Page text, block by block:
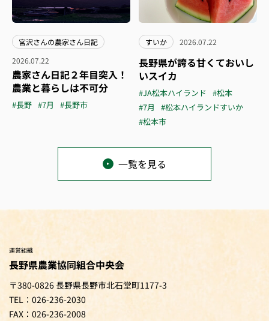
宮沢さんの農家さん日記
2026.07.22
農家さん日記２年目突入！
農業と暮らしは不可分
#長野 #7月 #長野市
すいか 2026.07.22
長野県が誇る甘くておいし
いスイカ
#JA松本ハイランド #松本
#7月
#松本ハイランドすいか
#松本市
一覧を見る
運営組織
長野県農業協同組合中央会
〒380-0826 長野県長野市北石堂町1177-3
TEL：026-236-2030
FAX：026-236-2008